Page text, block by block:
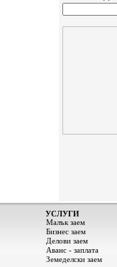
УСЛУГИ
Малък заем
Бизнес заем
Делови заем
Аванс - заплата
Земеделски заем